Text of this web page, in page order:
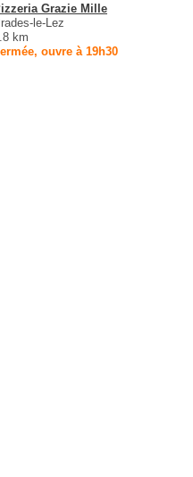
Grazie Mille
le-Lez
km
ouvre à 19h30